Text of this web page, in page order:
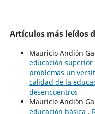
Artículos más leídos
Mauricio Andión
educación superior
problemas
calidad de la
desencuentros
Mauricio Andión
educación básica ,